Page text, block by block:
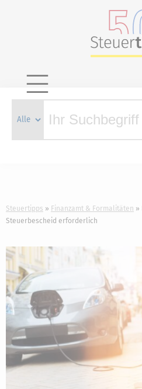
Steuertipps Finanzamt & Formalitäten
Steuerbescheid erforderlich